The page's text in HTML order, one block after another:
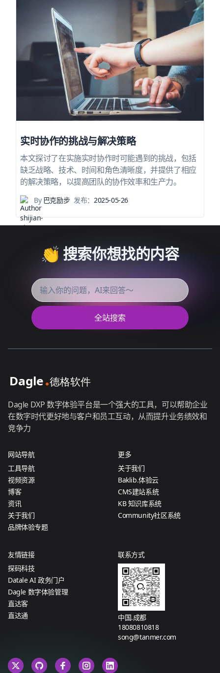
实时协作的挑战与解决策略
本文探讨了在实施实时协作时可能遇到的挑战，包括
缺乏战略、技术、时间和角色清晰度，并提供了相应
的解决策略，以提高团队的协作效率和生产力。
By巴克励步 发布：2025-05-26
👏 搜索你想找的内容
全站搜索
Dagle DXP 数字体验平台是一个强大的工具，可以帮助企业
在数字时代更好地与客户和员工互动，从而提升业务绩效和
竞争力
网站导航
工具导航
视频资源
博客
资讯
关于我们
品牌体验专题
更多
关于我们
Baklib.体验云
CMS建站系统
KB 知识库系统
Community社区系统
友情链接
探码科技
Datale AI 政务门户
Dagle 数字体验管理
直达客
直达通
联系方式
中国.成都
18080810818
song@tanmer.com